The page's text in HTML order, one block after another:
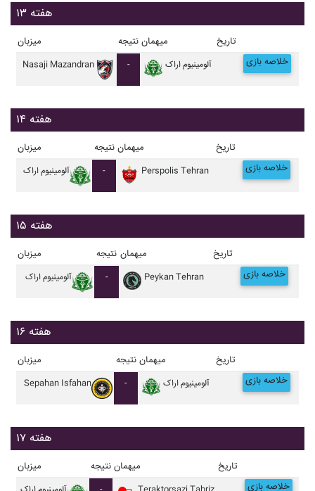
هفته ۱۳
میزبان نتیجه میهمان تاریخ
Nasaji Mazandran - آلومينيوم اراک خلاصه بازی
هفته ۱۴
میزبان نتیجه میهمان تاریخ
آلومينيوم اراک - Perspolis Tehran خلاصه بازی
هفته ۱۵
میزبان نتیجه میهمان تاریخ
آلومينيوم اراک - Peykan Tehran خلاصه بازی
هفته ۱۶
میزبان نتیجه میهمان تاریخ
Sepahan Isfahan - آلومينيوم اراک خلاصه بازی
هفته ۱۷
میزبان نتیجه میهمان تاریخ
خلاصه بازی